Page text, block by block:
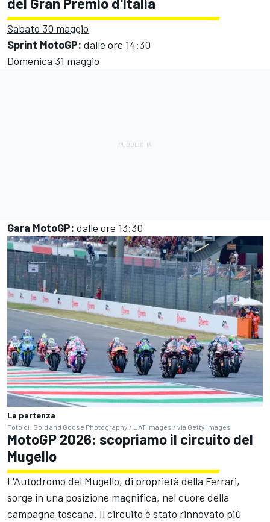
Sabato 30 maggio
Sprint MotoGP: dalle ore 14:30
Domenica 31 maggio
Gara MotoGP: dalle ore 13:30
La partenza
Foto di: Gold and Goose Photography / LAT Images / via Getty Images
MotoGP 2026: scopriamo il circuito del
Mugello
L'Autodromo del Mugello, di proprietà della Ferrari,
sorge in una posizione magnifica, nel cuore della
campagna toscana. Il circuito è stato rinnovato più